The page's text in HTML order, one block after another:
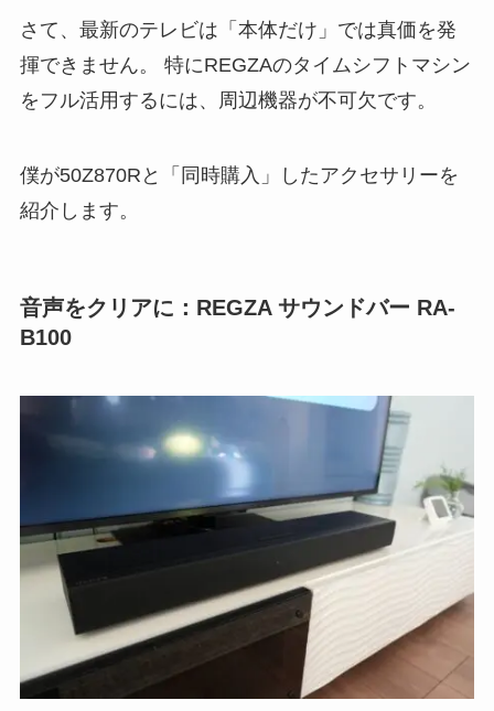
さて、最新のテレビは「本体だけ」では真価を発
揮できません。 特にREGZAのタイムシフトマシン
をフル活用するには、周辺機器が不可欠です。
僕が50Z870Rと「同時購入」したアクセサリーを
紹介します。
音声をクリアに：REGZA サウンドバー RA-
B100